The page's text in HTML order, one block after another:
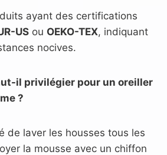
ayant des certifications
US ou OEKO-TEX, indiquant
nocives.
il privilégier pour un oreiller
?
de laver les housses tous les
la mousse avec un chiffon